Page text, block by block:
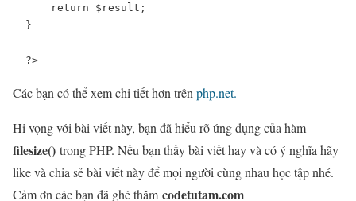
    return $result;
}
?>
Các bạn có thể xem chi tiết hơn trên php.net.
Hi vọng với bài viết này, bạn đã hiểu rõ ứng dụng của hàm
filesize() trong PHP. Nếu bạn thấy bài viết hay và có ý nghĩa hãy
like và chia sẻ bài viết này để mọi người cùng nhau học tập nhé.
Cảm ơn các bạn đã ghé thăm codetutam.com